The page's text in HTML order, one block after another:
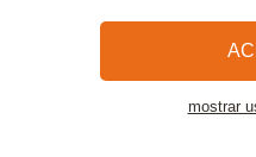
¿Necesitas ayuda?
mostrar